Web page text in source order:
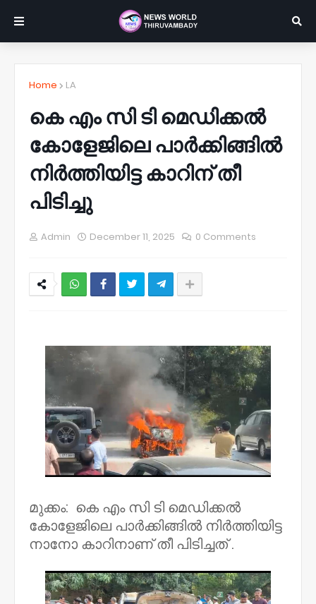
Home LA
കെ എം സി ടി മെഡിക്കൽ
കോളേജിലെ പാർക്കിങ്ങിൽ
നിർത്തിയിട്ട കാറിന് തീ
പിടിച്ചു
Admin December 11, 2025 0 Comments
മുക്കം: കെ എം സി ടി മെഡിക്കൽ
കോളേജിലെ പാർക്കിങ്ങിൽ നിർത്തിയിട്ട
നാനോ കാറിനാണ് തീ പിടിച്ചത് .